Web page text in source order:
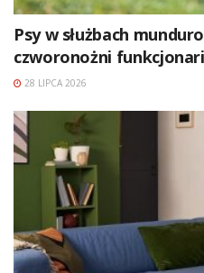
Psy w służbach
czworonożni
28 LIPCA 2026